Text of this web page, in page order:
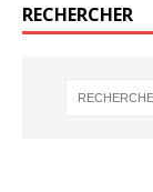
RECHERCHER